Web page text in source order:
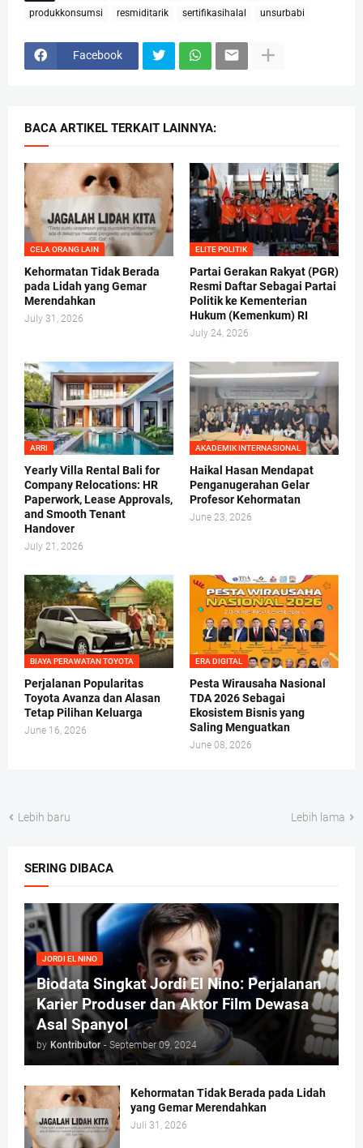
produkkonsumsi
resmiditarik sertifikasihalal unsurbabi
Facebook
BACA ARTIKEL TERKAIT LAINNYA:
CELA ORANG LAIN
Kehormatan Tidak Berada
pada Lidah yang Gemar
Merendahkan
July 31, 2026
ELITE POLITIK
Partai Gerakan Rakyat (PGR)
Resmi Daftar Sebagai Partai
Politik ke Kementerian
Hukum (Kemenkum) RI
July 24, 2026
ARRI
Yearly Villa Rental Bali for
Company Relocations: HR
Paperwork, Lease Approvals,
and Smooth Tenant
Handover
July 21, 2026
AKADEMIK INTERNASIONAL
Haikal Hasan Mendapat
Penganugerahan Gelar
Profesor Kehormatan
June 23, 2026
BIAYA PERAWATAN TOYOTA
Perjalanan Popularitas
Toyota Avanza dan Alasan
Tetap Pilihan Keluarga
June 16, 2026
ERA DIGITAL
Pesta Wirausaha Nasional
TDA 2026 Sebagai
Ekosistem Bisnis yang
Saling Menguatkan
June 08, 2026
Lebih baru Lebih lama
SERING DIBACA
JORDI EL NINO
Biodata Singkat Jordi El Nino: Perjalanan
Karier Produser dan Aktor Film Dewasa
Asal Spanyol
by Kontributor - September 09, 2024
Kehormatan Tidak Berada pada Lidah
yang Gemar Merendahkan
Juli 31, 2026